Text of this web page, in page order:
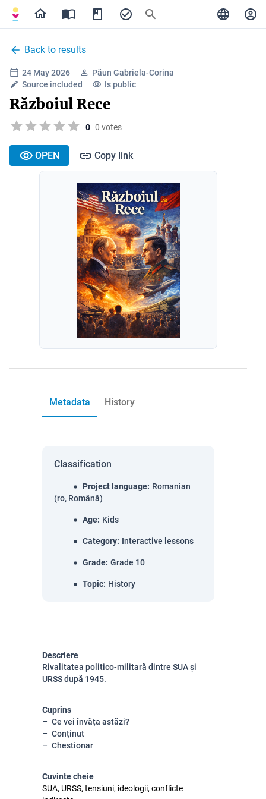
Back to results
24 May 2026
Păun Gabriela-Corina
Source included
Is public
Războiul Rece
0 0 votes
OPEN Copy link
Metadata History
Classification
Project language: Romanian
(ro, Română)
Age: Kids
Category: Interactive lessons
Grade: Grade 10
Topic: History
Descriere
Rivalitatea politico-militară dintre SUA și
URSS după 1945.
Cuprins
Ce vei învăța astăzi?
Conținut
Chestionar
Cuvinte cheie
SUA, URSS, tensiuni, ideologii, conflicte